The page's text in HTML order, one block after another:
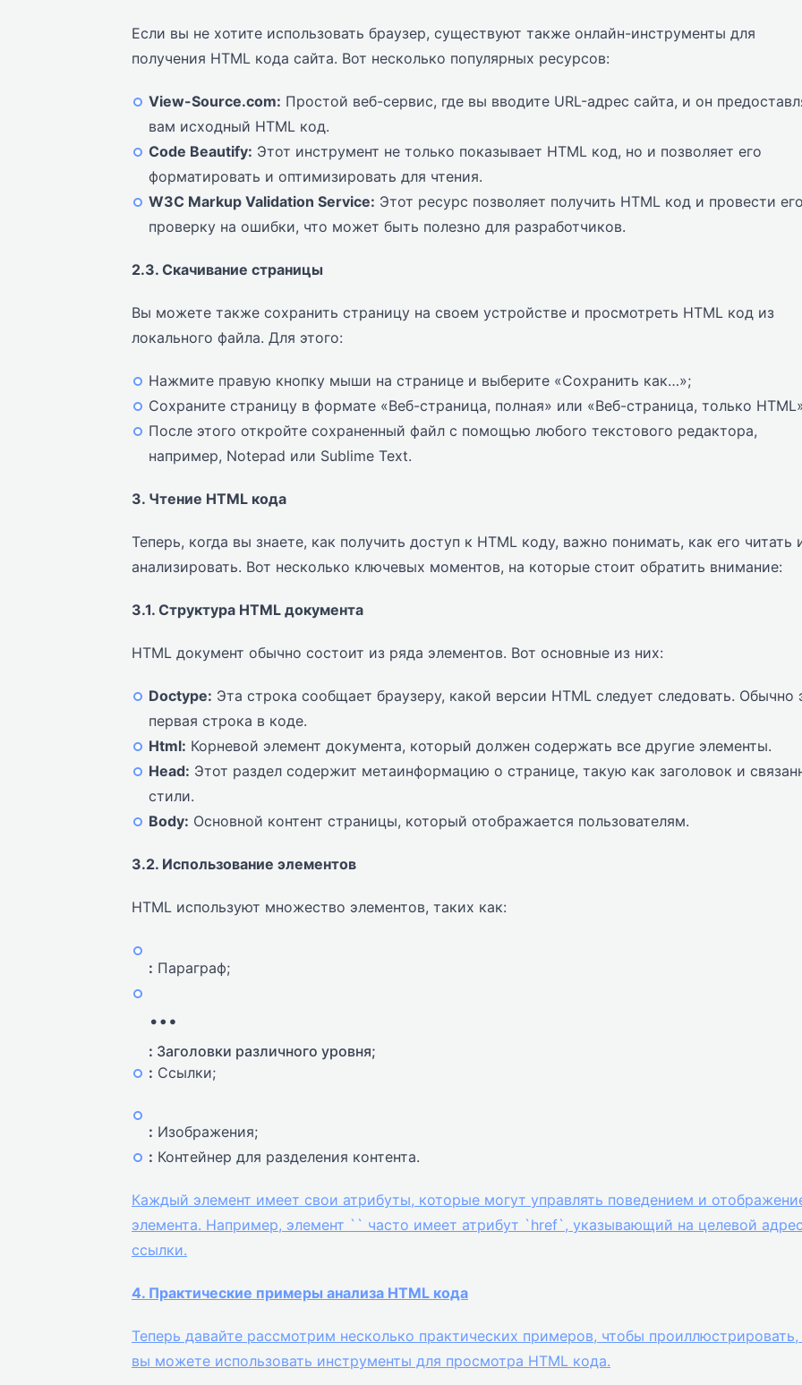
Если вы не хотите использовать браузер, существуют также онлайн-инструменты для
получения HTML кода сайта. Вот несколько популярных ресурсов:
View-Source.com: Простой веб-сервис, где вы вводите URL-адрес сайта, и он
вам исходный HTML код.
Code Beautify: Этот инструмент не только показывает HTML код, но и позволяет его
форматировать и оптимизировать для чтения.
W3C Markup Validation Service: Этот ресурс позволяет получить HTML код и провести его
проверку на ошибки, что может быть полезно для разработчиков.
2.3. Скачивание страницы
Вы можете также сохранить страницу на своем устройстве и просмотреть HTML код из
локального файла. Для этого:
Нажмите правую кнопку мыши на странице и выберите «Сохранить как…»;
Сохраните страницу в формате «Веб-страница, полная» или «Веб-страница, только
После этого откройте сохраненный файл с помощью любого текстового редактора,
например, Notepad или Sublime Text.
3. Чтение HTML кода
Теперь, когда вы знаете, как получить доступ к HTML коду, важно понимать, как его читать
анализировать. Вот несколько ключевых моментов, на которые стоит обратить внимание:
3.1. Структура HTML документа
HTML документ обычно состоит из ряда элементов. Вот основные из них:
Doctype: Эта строка сообщает браузеру, какой версии HTML следует следовать. Обычно
первая строка в коде.
Html: Корневой элемент документа, который должен содержать все другие элементы.
Head: Этот раздел содержит метаинформацию о странице, такую как заголовок и
стили.
Body: Основной контент страницы, который отображается пользователям.
3.2. Использование элементов
HTML используют множество элементов, таких как:
: Параграф;
…
: Заголовки различного уровня;
: Ссылки;
: Изображения;
: Контейнер для разделения контента.
Каждый элемент имеет свои атрибуты, которые могут управлять поведением и
элемента. Например, элемент ` ` часто имеет атрибут `href`, указывающий на целевой адрес
ссылки.
4. Практические примеры анализа HTML кода
Теперь давайте рассмотрим несколько практических примеров, чтобы проиллюстрировать,
вы можете использовать инструменты для просмотра HTML кода.